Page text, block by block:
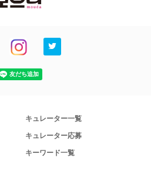
キュレーター一覧
キュレーター応募
キーワード一覧